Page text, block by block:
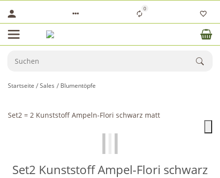
0
Startseite Sales Blumentöpfe
Set2 = 2 Kunststoff Ampeln-Flori schwarz matt
Set2 Kunststoff Ampel-Flori schwarz